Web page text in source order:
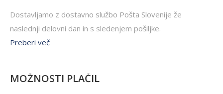
Dostavljamo z dostavno službo Pošta Slovenije že
naslednji delovni dan in s sledenjem pošiljke.
Preberi več
MOŽNOSTI PLAČIL